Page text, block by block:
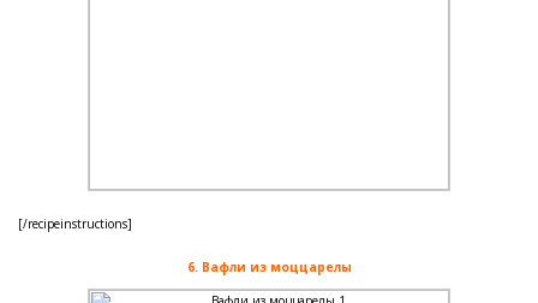
[/recipeinstructions]
6. Вафли из моццарелы